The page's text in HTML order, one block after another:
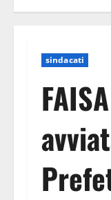
sindacati